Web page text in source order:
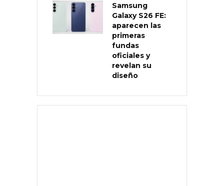
Samsung
Galaxy S26 FE:
aparecen las
primeras
fundas
oficiales y
revelan su
diseño